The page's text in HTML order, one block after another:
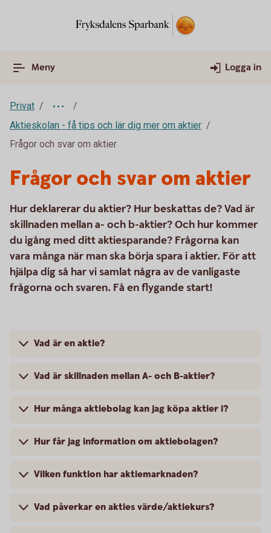
Meny Logga in
Privat
Aktieskolan - få tips och lär dig mer om aktier
Frågor och svar om aktier
Frågor och svar om aktier
Hur deklarerar du aktier? Hur beskattas de? Vad är
skillnaden mellan a- och b-aktier? Och hur kommer
du igång med ditt aktiesparande? Frågorna kan
vara många när man ska börja spara i aktier. För att
hjälpa dig så har vi samlat några av de vanligaste
frågorna och svaren. Få en flygande start!
Vad är en aktie?
Vad är skillnaden mellan A- och B-aktier?
Hur många aktiebolag kan jag köpa aktier i?
Hur får jag information om aktiebolagen?
Vilken funktion har aktiemarknaden?
Vad påverkar en akties värde/aktiekurs?